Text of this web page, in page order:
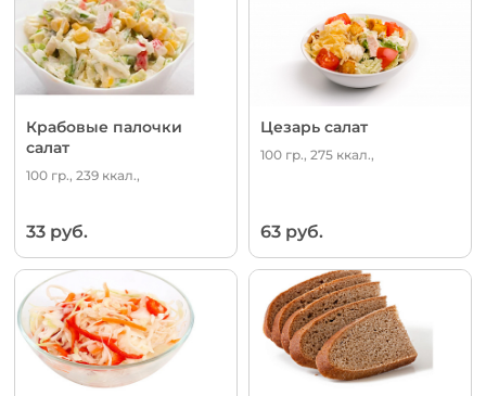
Крабовые палочки
салат
100 гр., 239 ккал.,
33 руб.
Цезарь салат
100 гр., 275 ккал.,
63 руб.